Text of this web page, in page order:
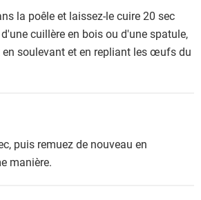
la poêle et laissez-le cuire 20 sec
cuillère en bois ou d'une spatule,
soulevant et en repliant les œufs du
puis remuez de nouveau en
manière.